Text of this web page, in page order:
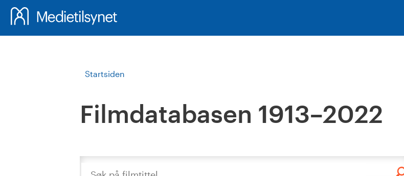
Startsiden
Filmdatabasen 1913–2022
Søk